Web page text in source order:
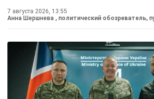
7 августа 2026, 13:55
Анна Шершнева , политический обозреватель,